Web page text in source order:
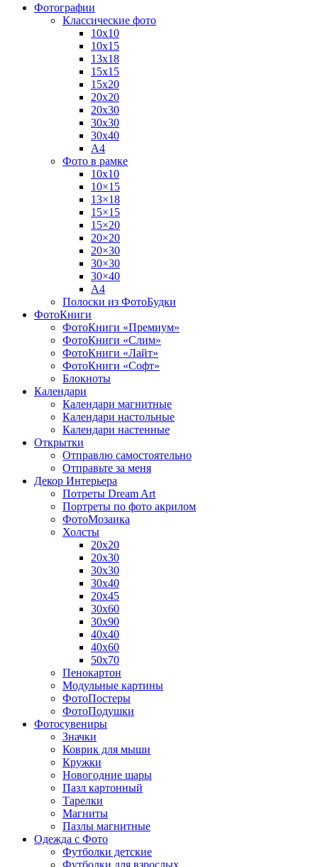
Фотографии
Классические фото
10х10
10х15
13х18
15х15
15х20
20х20
20х30
30х30
30х40
А4
Фото в рамке
10х10
10×15
13×18
15×15
15×20
20×20
20×30
30×30
30×40
A4
Полоски из ФотоБудки
ФотоКниги
ФотоКниги «Премиум»
ФотоКниги «Слим»
ФотоКниги «Лайт»
ФотоКниги «Софт»
Блокноты
Календари
Календари магнитные
Календари настольные
Календари настенные
Открытки
Отправлю самостоятельно
Отправьте за меня
Декор Интерьера
Потреты Dream Art
Портреты по фото акрилом
ФотоМозаика
Холсты
20х20
20х30
30х30
30х40
20х45
30х60
30х90
40х40
40х60
50х70
Пенокартон
Модульные картины
ФотоПостеры
ФотоПодушки
Фотоcувениры
Значки
Коврик для мыши
Кружки
Новогодние шары
Пазл картонный
Тарелки
Магниты
Пазлы магнитные
Одежда с Фото
Футболки детские
Футболки для взрослых